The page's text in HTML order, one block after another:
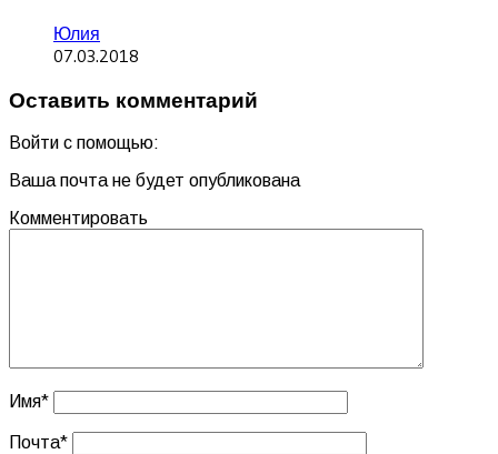
Юлия
07.03.2018
Оставить комментарий
Войти с помощью:
Ваша почта не будет опубликована
Комментировать
Имя*
Почта*